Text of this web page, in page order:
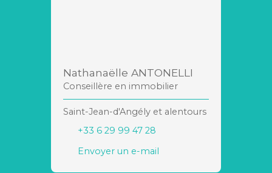
Nathanaëlle ANTONELLI
Conseillère en immobilier
Saint-Jean-d'Angély et alentours
+33 6 29 99 47 28
Envoyer un e-mail